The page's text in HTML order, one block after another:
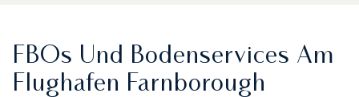
FBOs Und Bodenservices Am
Flughafen Farnborough